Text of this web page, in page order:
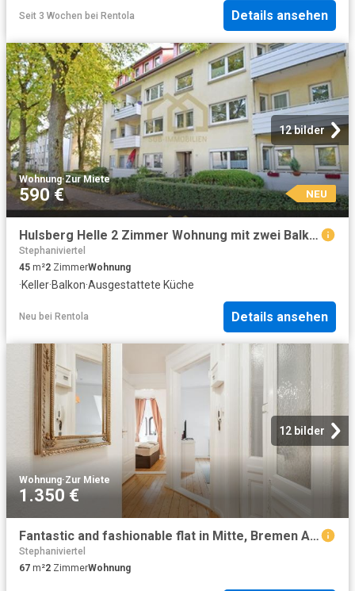
Seit 3 Wochen bei Rentola Details ansehen
12 bilder
Wohnung·Zur Miete
590 € NEU
Hulsberg Helle 2 Zimmer Wohnung mit zwei Balkonen
Stephaniviertel
45 m²2 ZimmerWohnung
·Keller·Balkon·Ausgestattete Küche
Neu bei Rentola Details ansehen
12 bilder
Wohnung·Zur Miete
1.350 €
Fantastic and fashionable flat in Mitte, Bremen Amsterdam Apartments for Rent
Stephaniviertel
67 m²2 ZimmerWohnung